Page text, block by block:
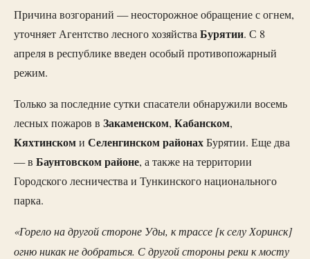
Причина возгораний — неосторожное обращение с огнем,
уточняет Агентство лесного хозяйстваБурятии. С 8
апреля в республике введен особый противопожарный
режим.
Только за последние сутки спасатели обнаружили восемь
лесных пожаров в Закаменском, Кабанском,
Кяхтинскоми СеленгинскомрайонахБурятии. Еще два
— в Баунтовскомрайоне, а также на территории
Городского лесничества и Тункинского национального
парка.
«Горело на другой стороне Уды, к трассе [к селу Хоринск]
огню никак не добраться. С другой стороны реки к мосту